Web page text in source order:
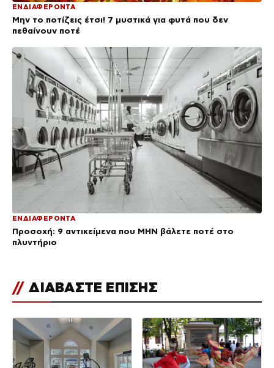
ΕΝΔΙΑΦΕΡΟΝΤΑ
Μην το ποτίζεις έτσι! 7 μυστικά για φυτά που δεν
πεθαίνουν ποτέ
ΕΝΔΙΑΦΕΡΟΝΤΑ
Προσοχή: 9 αντικείμενα που ΜΗΝ βάλετε ποτέ στο
πλυντήριο
// ΔΙΑΒΑΣΤΕ ΕΠΙΣΗΣ